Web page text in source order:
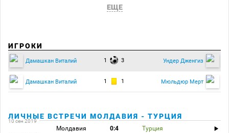
ЕЩЕ
ИГРОКИ
Дамашкан Виталий 1 3 Ундер Дженгиз
Дамашкан Виталий 1 1 Мюльдюр Мерт
ЛИЧНЫЕ ВСТРЕЧИ МОЛДАВИЯ - ТУРЦИЯ
10 сен 2019
Молдавия 0:4 Турция